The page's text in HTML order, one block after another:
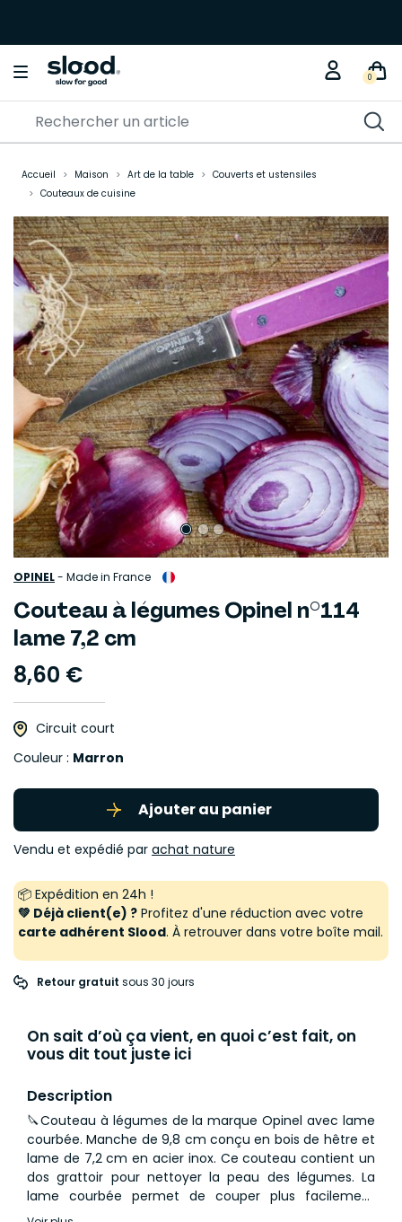
0
Accueil Maison Art de la table
Couverts et ustensiles
Couteaux de cuisine
OPINEL- Made in France
Couteau à légumes Opinel n°114
lame 7,2 cm
8,60 €
Circuit court
Couleur : Marron
Ajouter au panier
Vendu et expédié par achat nature
📦 Expédition en 24h !
💚 Déjà client(e) ? Profitez d'une réduction avec votre
carte adhérent Slood. À retrouver dans votre boîte mail.
Retour gratuit sous 30 jours
On sait d’où ça vient, en quoi c’est fait, on
vous dit tout juste ici
Description
🔪Couteau à légumes de la marque Opinel avec lame
courbée. Manche de 9,8 cm conçu en bois de hêtre et
lame de 7,2 cm en acier inox. Ce couteau contient un
dos grattoir pour nettoyer la peau des légumes. La
lame courbée permet de couper plus facilement
oignons, pommes... Fabrication France 🇫🇷